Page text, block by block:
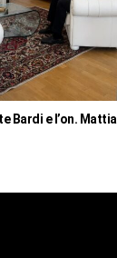
Bardi e l’on. Mattia